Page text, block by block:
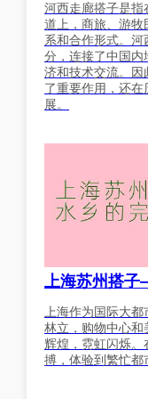
河西走廊搭子是指
道上，商旅、游牧
系和合作形式。
分，连接了中国内
济和技术交流。因
了重要作用，还
展。
上海苏州搭
上海作为国际大都
林立，购物中心和
辉煌，霓虹闪烁。
搏，体验到繁忙都